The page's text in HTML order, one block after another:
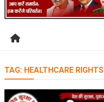
TAG: HEALTHCARE RIGHTS